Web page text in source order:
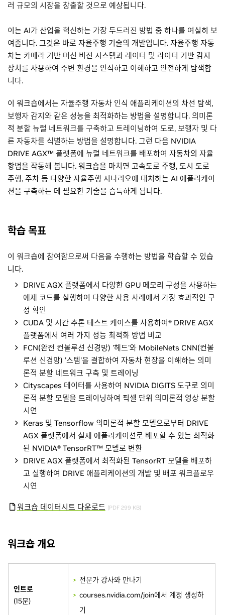
러 규모의 시장을 창출할 것으로 예상됩니다.
이는 AI가 산업을 혁신하는 가장 두드러진 방법 중 하나를 여실히 보
여줍니다. 그것은 바로 자율주행 기술의 개발입니다. 자율주행 자동
차는 카메라 기반 머신 비전 시스템과 레이더 및 라이더 기반 감지
장치를 사용하여 주변 환경을 인식하고 이해하고 안전하게 탐색합
니다.
이 워크숍에서는 자율주행 자동차 인식 애플리케이션의 차선 탐색,
보행자 감지와 같은 성능을 최적화하는 방법을 설명합니다. 의미론
적 분할 뉴럴 네트워크를 구축하고 트레이닝하여 도로, 보행자 및 다
른 자동차를 식별하는 방법을 설명합니다. 그런 다음 NVIDIA
DRIVE AGX™ 플랫폼에 뉴럴 네트워크를 배포하여 자동차의 자율
항법을 작동해 봅니다. 워크숍을 마치면 고속도로 주행, 도시 도로
주행, 주차 등 다양한 자율주행 시나리오에 대처하는 AI 애플리케이
션을 구축하는 데 필요한 기술을 습득하게 됩니다.
학습 목표
이 워크숍에 참여함으로써 다음을 수행하는 방법을 학습할 수 있습
니다.
DRIVE AGX 플랫폼에서 다양한 GPU 메모리 구성을 사용하는
예제 코드를 실행하여 다양한 사용 사례에서 가장 효과적인 구
성 확인
CUDA 및 시간 추론 테스트 케이스를 사용하여® DRIVE AGX
플랫폼에서 여러 가지 성능 최적화 방법 비교
FCN(완전 컨볼루션 신경망) '헤드'와 MobileNets CNN(컨볼
루션 신경망) '스템'을 결합하여 자동차 현장을 이해하는 의미
론적 분할 네트워크 구축 및 트레이닝
Cityscapes 데이터를 사용하여 NVIDIA DIGITS 도구로 의미
론적 분할 모델을 트레이닝하여 픽셀 단위 의미론적 영상 분할
시연
Keras 및 Tensorflow 의미론적 분할 모델으로부터 DRIVE
AGX 플랫폼에서 실제 애플리케이션로 배포할 수 있는 최적화
된 NVIDIA® TensorRT™ 모델로 변환
DRIVE AGX 플랫폼에서 최적화된 TensorRT 모델을 배포하
고 실행하여 DRIVE 애플리케이션의 개발 및 배포 워크플로우
시연
워크숍 데이터시트 다운로드 (PDF 299 KB)
워크숍 개요
인트로
(15분)
전문가 강사와 만나기
courses.nvidia.com/join에서 계정 생성하
기